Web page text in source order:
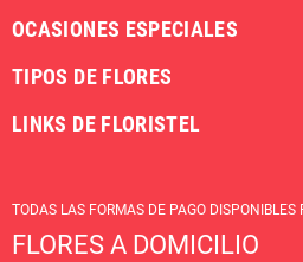
OCASIONES ESPECIALES
TIPOS DE FLORES
LINKS DE FLORISTEL
TODAS LAS FORMAS DE PAGO DISPONIBLES
FLORES A DOMICILIO